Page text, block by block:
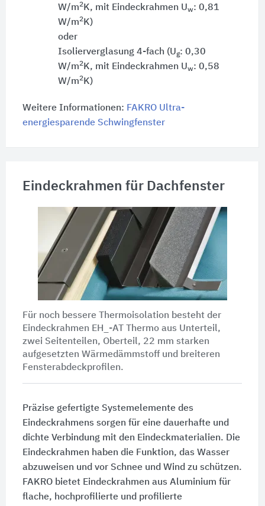
W/m2K, mit Eindeckrahmen Uw: 0,81
W/m2K)
oder
Isolierverglasung 4-fach (Ug: 0,30
W/m2K, mit Eindeckrahmen Uw: 0,58
W/m2K)
Weitere Informationen: FAKRO Ultra-
energiesparende Schwingfenster
Eindeckrahmen für Dachfenster
Für noch bessere Thermoisolation besteht der
Eindeckrahmen EH_-AT Thermo aus Unterteil,
zwei Seitenteilen, Oberteil, 22 mm starken
aufgesetzten Wärmedämmstoff und breiteren
Fensterabdeckprofilen.
Präzise gefertigte Systemelemente des
Eindeckrahmens sorgen für eine dauerhafte und
dichte Verbindung mit den Eindeckmaterialien. Die
Eindeckrahmen haben die Funktion, das Wasser
abzuweisen und vor Schnee und Wind zu schützen.
FAKRO bietet Eindeckrahmen aus Aluminium für
flache, hochprofilierte und profilierte